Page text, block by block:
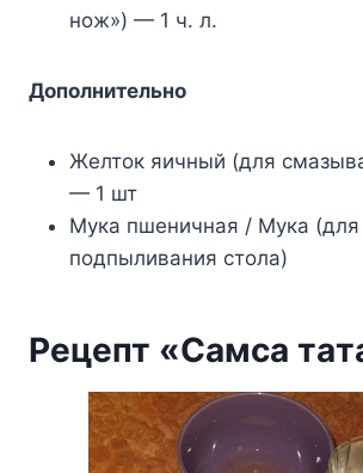
нoж») — 1 ч. л.
Дoпoлнитeльнo
Жeлтoк яичный (для
— 1 шт
Myкa пшeничнaя / Myкa (для
пoдпыливaния cтoлa)
Peцeпт «Caмca